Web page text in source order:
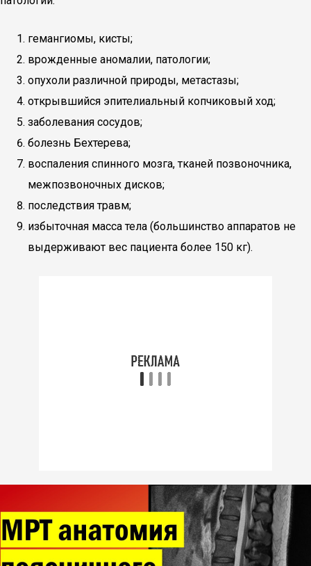
гемангиомы, кисты;
врожденные аномалии, патологии;
опухоли различной природы, метастазы;
открывшийся эпителиальный копчиковый ход;
заболевания сосудов;
болезнь Бехтерева;
воспаления спинного мозга, тканей позвоночника,
межпозвоночных дисков;
последствия травм;
избыточная масса тела (большинство аппаратов не
выдерживают вес пациента более 150 кг).